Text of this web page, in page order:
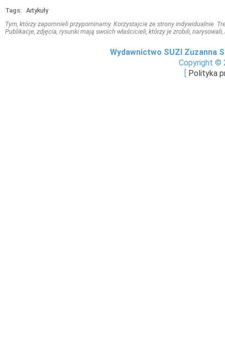
Tags: Artykuły
Tym, którzy zapomnieli przypominamy. Korzystajcie ze strony indywidualnie.
Publikacje, zdjęcia, rysunki mają swoich właścicieli, którzy je zrobili,
Wydawnictwo SUZI Zuzanna
Copyright ©
[ Polityka